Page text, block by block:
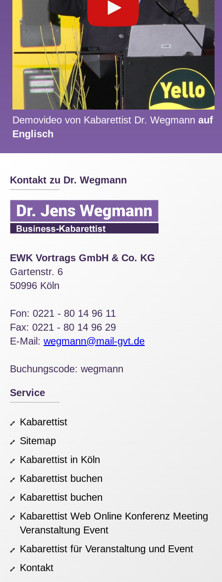
Demovideo von Kabarettist Dr. Wegmann auf
Englisch
Kontakt zu Dr. Wegmann
EWK Vortrags GmbH & Co. KG
Gartenstr. 6
50996 Köln
Fon: 0221 - 80 14 96 11
Fax: 0221 - 80 14 96 29
E-Mail: wegmann@mail-gvt.de
Buchungscode: wegmann
Service
Kabarettist
Sitemap
Kabarettist in Köln
Kabarettist buchen
Kabarettist buchen
Kabarettist Web Online Konferenz Meeting
Veranstaltung Event
Kabarettist für Veranstaltung und Event
Kontakt